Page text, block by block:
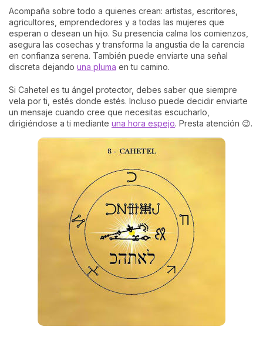
Acompaña sobre todo a quienes crean: artistas, escritores,
agricultores, emprendedores y a todas las mujeres que
esperan o desean un hijo. Su presencia calma los comienzos,
asegura las cosechas y transforma la angustia de la carencia
en confianza serena. También puede enviarte una señal
discreta dejando una pluma en tu camino.
Si Cahetel es tu ángel protector, debes saber que siempre
vela por ti, estés donde estés. Incluso puede decidir enviarte
un mensaje cuando cree que necesitas escucharlo,
dirigiéndose a ti mediante una hora espejo. Presta atención 😉.